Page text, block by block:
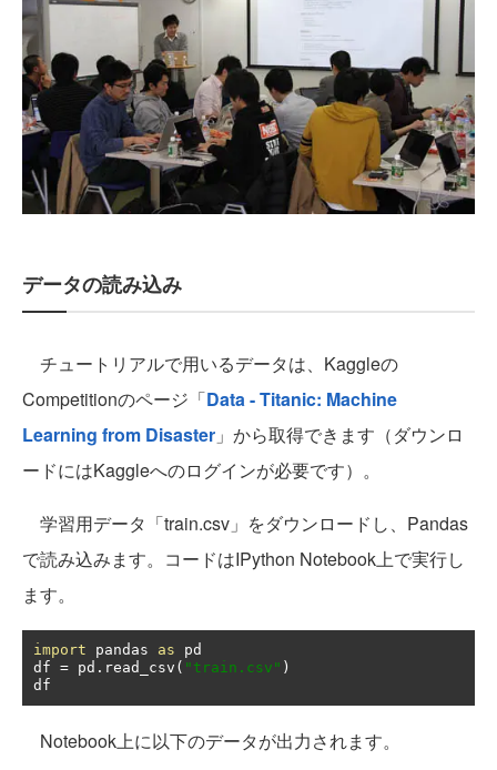
データの読み込み
チュートリアルで用いるデータは、Kaggleの
Competitionのページ「Data - Titanic: Machine
Learning from Disaster 」から取得できます（ダウンロ
ードにはKaggleへのログインが必要です）。
学習用データ「train.csv」をダウンロードし、Pandas
で読み込みます。コードはIPython Notebook上で実行し
ます。
import pandas as pd
df = pd . read_csv ( "train.csv" )
df
Notebook上に以下のデータが出力されます。